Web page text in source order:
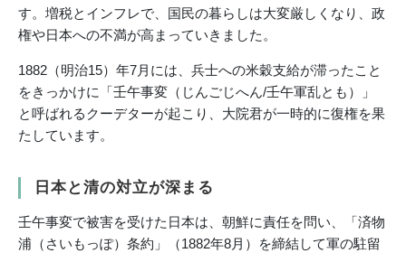
す。増税とインフレで、国民の暮らしは大変厳しくなり、政
権や日本への不満が高まっていきました。
1882（明治15）年7月には、兵士への米穀支給が滞ったこと
をきっかけに「壬午事変（じんごじへん/壬午軍乱とも）」
と呼ばれるクーデターが起こり、大院君が一時的に復権を果
たしています。
日本と清の対立が深まる
壬午事変で被害を受けた日本は、朝鮮に責任を問い、「済物
浦（さいもっぽ）条約」（1882年8月）を締結して軍の駐留